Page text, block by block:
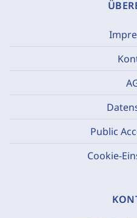
Public
Cookie-